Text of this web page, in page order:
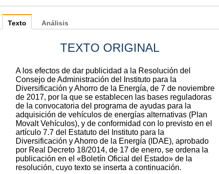
Texto
TEXTO ORIGINAL
A los efectos de dar publicidad a la Resolución del
Consejo de Administración del Instituto para la
Diversificación y Ahorro de la Energía, de 7 de noviembre
de 2017, por la que se establecen las bases reguladoras
de la convocatoria del programa de ayudas para la
adquisición de vehículos de energías alternativas (Plan
Movalt Vehículos), y de conformidad con lo previsto en el
artículo 7.7 del Estatuto del Instituto para la
Diversificación y Ahorro de la Energía (IDAE), aprobado
por Real Decreto 18/2014, de 17 de enero, se ordena la
publicación en el «Boletín Oficial del Estado» de la
resolución, cuyo texto se inserta a continuación.
Análisis